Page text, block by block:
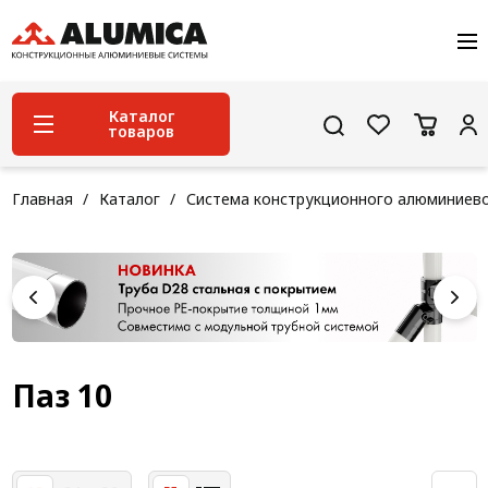
О компании
Услуги
Сервис и поддержка
Проекты
Контакты
Каталог
товаров
Система конструкционного алюминиевого
профиля
Конструкционная трубная система
Модульная трубная система
Кабельные короба
Конвейерная фурнитура
Система линейного перемещения NEW!
Главная Каталог Система конструкционного
Паз 10